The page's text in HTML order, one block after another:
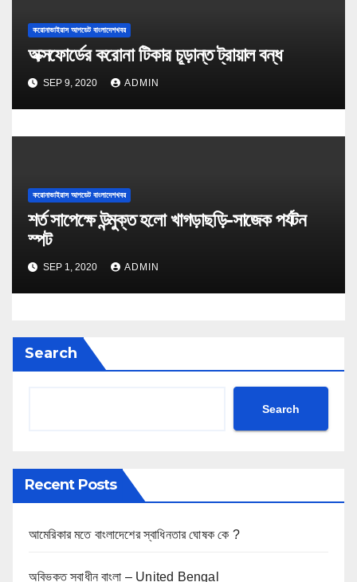
করোনাভাইরাস আপডেট বাংলাদেশখবর
অক্সফোর্ডের করোনা টিকার চূড়ান্ত ট্রায়াল বন্ধ
SEP 9, 2020 ADMIN
করোনাভাইরাস আপডেট বাংলাদেশখবর
শর্ত সাপেক্ষে উন্মুক্ত হলো খাগড়াছড়ি-সাজেক পর্যটন
স্পট
SEP 1, 2020 ADMIN
Search
Search
Recent Posts
আমেরিকার মতে বাংলাদেশের স্বাধিনতার ঘোষক কে ?
অবিভক্ত স্বাধীন বাংলা – United Bengal